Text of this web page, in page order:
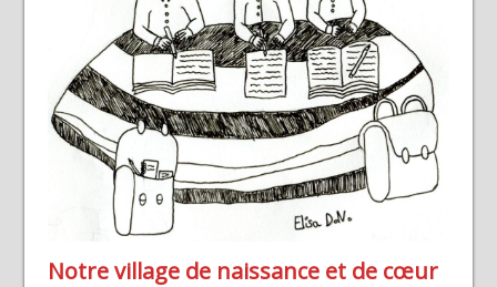
Notre village de naissance et de cœur